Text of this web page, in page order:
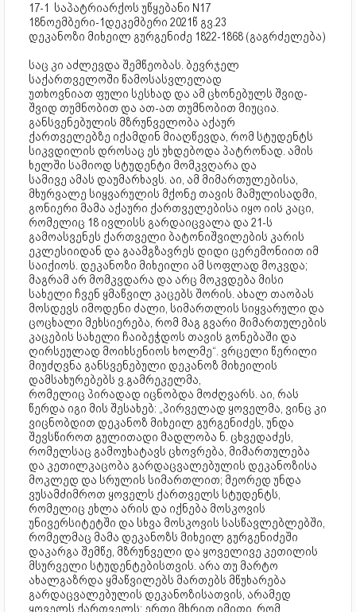
17-1 საპატრიარქოს უწყებანი N17
18ნოემბერი-1დეკემბერი 2021წ გვ.23
დეკანოზი მიხეილ გურგენიძე 1822-1868 (გაგრძელება)
საც კი აძლევდა შემწეობას. ბევრჯელ
საქართველოში წამოსასვლელად
უთხოვნიათ ფული სესხად და ამ ცხონებულს შვიდ-
შვიდ თუმნობით და ათ-ათ თუმნობით მიუცია.
განსვენებულის მზრუნველობა აქაურ
ქართველებზე იქამდინ მიაღწევდა, რომ სტუდენტს
სიკვდილის დროსაც ეს უხდებოდა პატრონად. ამის
ხელში სამიოდ სტუდენტი მომკვღარა და
სამივე ამას დაუმარხავს. აი, ამ მიმართულებისა,
მხურვალე სიყვარულის მქონე თავის მამულისადმი,
გონიერი მამა აქაური ქართველებისა იყო იის კაცი,
რომელიც 18 ივლისს გარდაიცვალა და 21-ს
გამოასვენეს ქართველი ბატონიშვილების კარის
ეკლესიიდან და გაამგზავრეს დიდი ცერემონიით იმ
საიქიოს. დეკანოზი მიხეილი ამ სოფლად მოკვდა;
მაგრამ არ მომკვდარა და არც მოკვდება მისი
სახელი ჩვენ ყმაწვილ კაცებს შორის. ახალ თაობას
მოსდევს იმოდენი ძალი, სიმართლის სიყვარული და
ცოცხალი მეხსიერება, რომ მაგ გვარი მიმართულების
კაცების სახელი ჩაიბეჭდოს თავის გონებაში და
ღირსეულად მოიხსენიოს ხოლმე“. ვრცელი წერილი
მიუძღვნა განსვენებული დეკანოზ მიხეილის
დამსახურებებს ვ.გამრეკელმა,
რომელიც პირადად იცნობდა მოძღვარს. აი, რას
წერდა იგი მის შესახებ: „პირველად ყოველმა, ვინც კი
ვიცნობდით დეკანოზ მიხეილ გურგენიძეს, უნდა
შევსწიროთ გულითადი მადლობა ნ. ცხვედაძეს,
რომელსაც გამოუხატავს ცხოვრება, მიმართულება
და კეთილკაცობა გარდაცვალებულის დეკანოზისა
მოკლედ და სრულის სიმართლით; მეორედ უნდა
ვუსამძიმროთ ყოველს ქართველს სტუდენტს,
რომელიც ეხლა არის და იქნება მოსკოვის
უნივერსიტეტში და სხვა მოსკოვის სასწავლებლებში,
რომელმაც მამა დეკანოზს მიხეილ გურგენიძეში
დაკარგა შემწე, მზრუნველი და ყოველივე კეთილის
მსურველი სტუდენტებისთვის. არა თუ მარტო
ახალგაზრდა ყმაწვილებს მართებს მწუხარება
გარდაცვალებულის დეკანოზისათვის, არამედ
ყოველს ქართველს; ერთი მხრით იმითი, რომ